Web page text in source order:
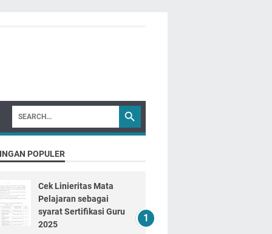
POPULER
Cek Linieritas Mata
Pelajaran sebagai
syarat Sertifikasi Guru
2025